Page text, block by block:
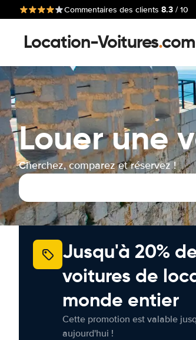
Commentaires des clients 8.3 / 10
Location-Voitures.com
Louer une
Cherchez, comparez et réservez !
Jusqu'à 20%
voitures de
monde entier
Cette promotion est valable
aujourd'hui !